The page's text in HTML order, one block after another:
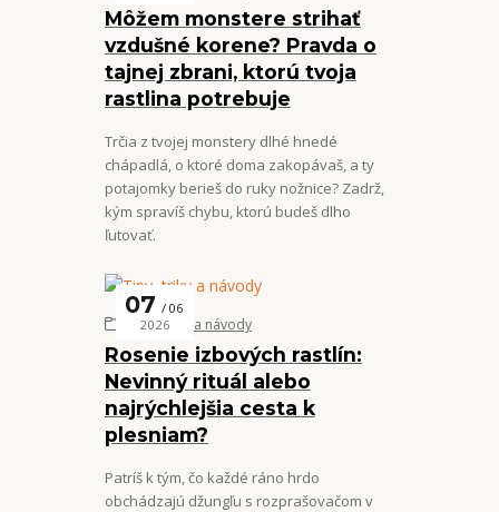
Môžem monstere strihať
vzdušné korene? Pravda o
tajnej zbrani, ktorú tvoja
rastlina potrebuje
Trčia z tvojej monstery dlhé hnedé
chápadlá, o ktoré doma zakopávaš, a ty
potajomky berieš do ruky nožnice? Zadrž,
kým spravíš chybu, ktorú budeš dlho
ľutovať.
Rosenie izbových rastlín:
Nevinný rituál alebo
najrýchlejšia cesta k
plesniam?
07
06
2026
Tipy, triky a návody
Patríš k tým, čo každé ráno hrdo
obchádzajú džungľu s rozprašovačom v